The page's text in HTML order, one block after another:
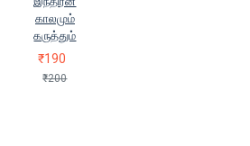
காலமும்
கருத்தும்
₹190
₹200